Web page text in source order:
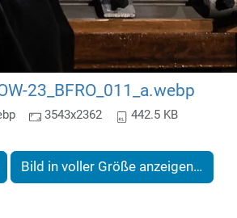
23_BFRO_011_a.webp
3543x2362 442.5 KB
Bild in voller Größe anzeigen…